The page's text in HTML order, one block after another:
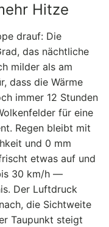
Hitze
drauf: Die
das nächtliche
milder als am
dass die Wärme
immer 12 Stunden
für eine
Regen bleibt mit
und 0 mm
etwas auf und
30 km/h —
Der Luftdruck
die Sichtweite
Taupunkt steigt